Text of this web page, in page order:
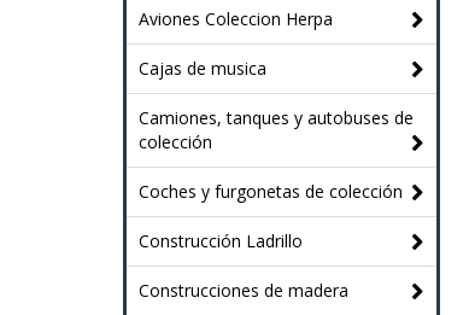
Aviones Coleccion Herpa
Cajas de musica
Camiones, tanques y autobuses de
colección
Coches y furgonetas de colección
Construcción Ladrillo
Construcciones de madera